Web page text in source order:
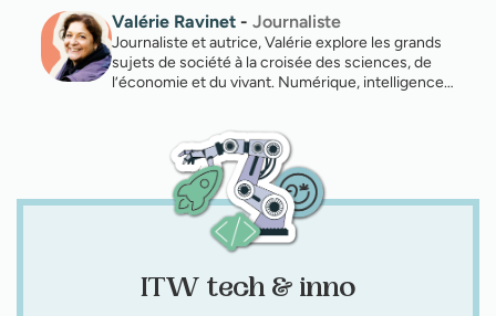
Valérie Ravinet - Journaliste
Journaliste et autrice, Valérie explore les grands
sujets de société à la croisée des sciences, de
l’économie et du vivant. Numérique, intelligence…
ITW tech & inno